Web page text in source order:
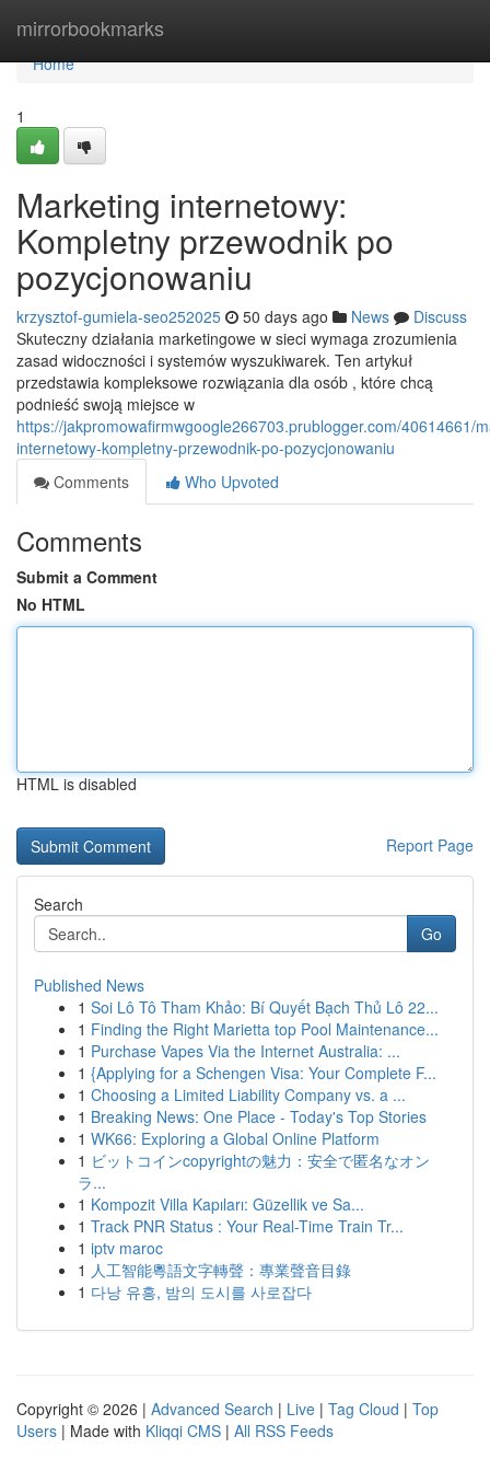
mirrorbookmarks
Home
Home
1
Marketing internetowy:
Kompletny przewodnik po
pozycjonowaniu
krzysztof-gumiela-seo252025 50 days ago News
Discuss
Skuteczny działania marketingowe w sieci wymaga zrozumienia
zasad widoczności i systemów wyszukiwarek. Ten artykuł
przedstawia kompleksowe rozwiązania dla osób , które chcą
podnieść swoją miejsce w
https://jakpromowafirmwgoogle266703.prublogger.com/40614661/
internetowy-kompletny-przewodnik-po-pozycjonowaniu
Comments
Who Upvoted
Comments
Submit a Comment
No HTML
HTML is disabled
Report Page
Search
Go
Published News
1 Soi Lô Tô Tham Khảo: Bí Quyết Bạch Thủ Lô 22...
1 Finding the Right Marietta top Pool Maintenance...
1 Purchase Vapes Via the Internet Australia: ...
1 {Applying for a Schengen Visa: Your Complete F...
1 Choosing a Limited Liability Company vs. a ...
1 Breaking News: One Place - Today's Top Stories
1 WK66: Exploring a Global Online Platform
1 ビットコインcopyrightの魅力：安全で匿名なオン
ラ...
1 Kompozit Villa Kapıları: Güzellik ve Sa...
1 Track PNR Status : Your Real-Time Train Tr...
1 iptv maroc
1 人工智能粵語文字轉聲：專業聲音目錄
1 다낭 유흥, 밤의 도시를 사로잡다
Copyright © 2026 | Advanced Search | Live | Tag Cloud | Top
Users | Made with Kliqqi CMS | All RSS Feeds